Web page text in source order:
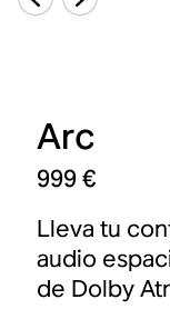
Arc
999 €
Lleva tu
audio
de Dolby